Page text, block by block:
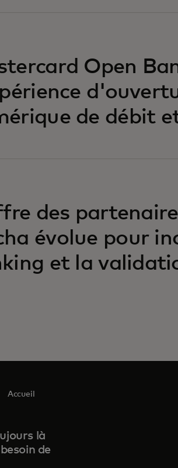
Open
de débit
des
évolue pour
et la
Accueil
là
de